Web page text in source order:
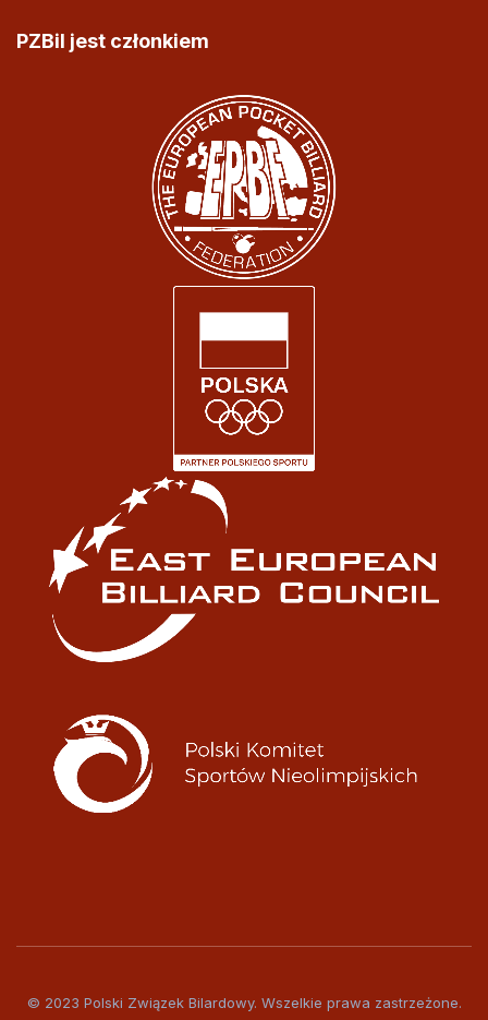
PZBil jest członkiem
© 2023 Polski Związek Bilardowy. Wszelkie prawa zastrzeżone.